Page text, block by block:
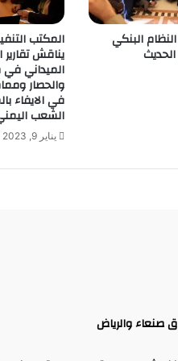
البنكي المكتب
يناقش تقارير
الميداني في
والحصار
في الايفاء
الشعب
يناير 9, 2023
صنعاء والرياض